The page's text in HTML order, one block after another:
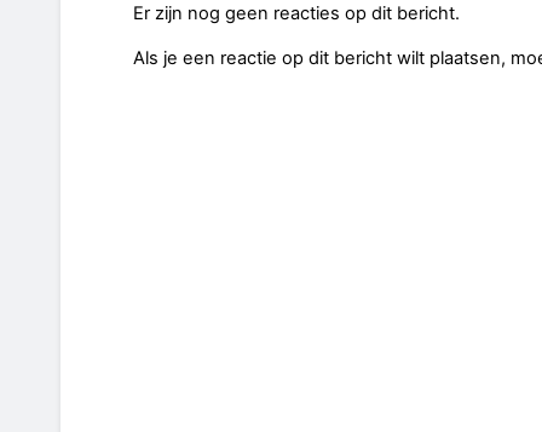
Er zijn nog geen reacties op dit bericht.
Als je een reactie op dit bericht wilt plaatsen,